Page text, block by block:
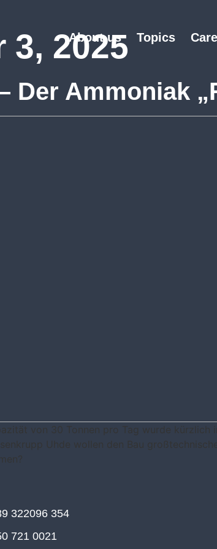
About us Topics
3, 2025
Der Ammoniak
von 30 Tonnen pro Tag wurde kürzlich
Uhde wollen den Bau
322096 354
721 0021